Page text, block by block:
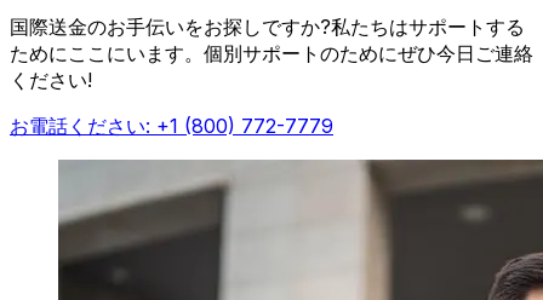
国際送金のお手伝いをお探しですか?私たちはサポートする
ためにここにいます。個別サポートのためにぜひ今日ご連絡
ください!
お電話ください: +1 (800) 772-7779